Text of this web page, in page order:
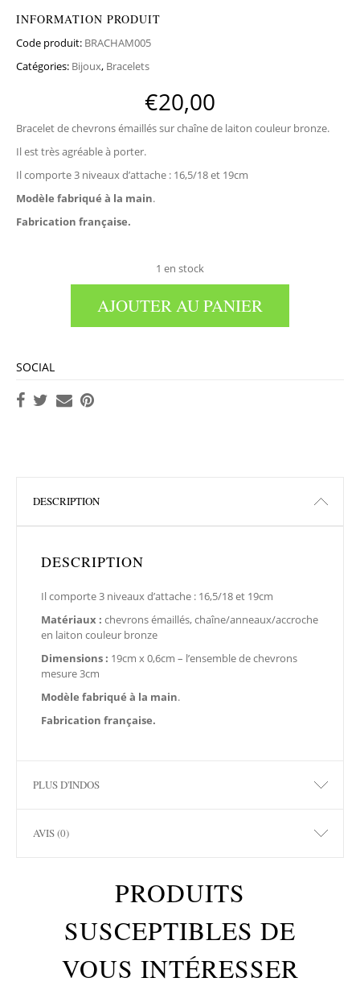
INFORMATION PRODUIT
Code produit: BRACHAM005
Catégories: Bijoux, Bracelets
€20,00
Bracelet de chevrons émaillés sur chaîne de laiton couleur bronze.
Il est très agréable à porter.
Il comporte 3 niveaux d’attache : 16,5/18 et 19cm
Modèle fabriqué à la main.
Fabrication française.
1 en stock
AJOUTER AU PANIER
SOCIAL
DESCRIPTION
DESCRIPTION
Il comporte 3 niveaux d’attache : 16,5/18 et 19cm
Matériaux : chevrons émaillés, chaîne/anneaux/accroche
en laiton couleur bronze
Dimensions : 19cm x 0,6cm – l’ensemble de chevrons
mesure 3cm
Modèle fabriqué à la main.
Fabrication française.
PLUS D'INDOS
AVIS (0)
PRODUITS
SUSCEPTIBLES DE
VOUS INTÉRESSER